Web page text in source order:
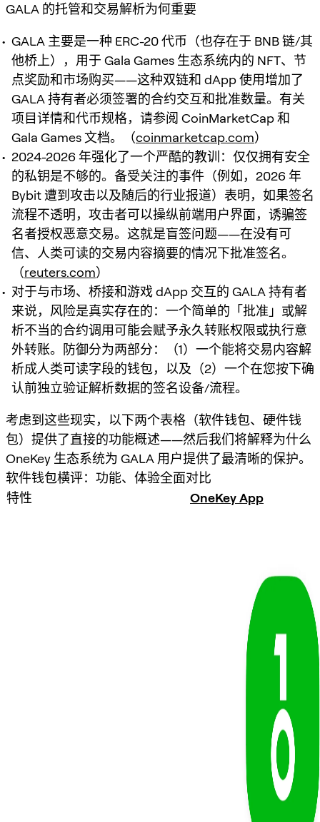
GALA 的托管和交易解析为何重要
GALA 主要是一种 ERC-20 代币（也存在于 BNB 链/其
他桥上），用于 Gala Games 生态系统内的 NFT、节
点奖励和市场购买——这种双链和 dApp 使用增加了
GALA 持有者必须签署的合约交互和批准数量。有关
项目详情和代币规格，请参阅 CoinMarketCap 和
Gala Games 文档。（coinmarketcap.com）
2024-2026 年强化了一个严酷的教训：仅仅拥有安全
的私钥是不够的。备受关注的事件（例如，2026 年
Bybit 遭到攻击以及随后的行业报道）表明，如果签名
流程不透明，攻击者可以操纵前端用户界面，诱骗签
名者授权恶意交易。这就是盲签问题——在没有可
信、人类可读的交易内容摘要的情况下批准签名。
（reuters.com）
对于与市场、桥接和游戏 dApp 交互的 GALA 持有者
来说，风险是真实存在的：一个简单的「批准」或解
析不当的合约调用可能会赋予永久转账权限或执行意
外转账。防御分为两部分：（1）一个能将交易内容解
析成人类可读字段的钱包，以及（2）一个在您按下确
认前独立验证解析数据的签名设备/流程。
考虑到这些现实，以下两个表格（软件钱包、硬件钱
包）提供了直接的功能概述——然后我们将解释为什么
OneKey 生态系统为 GALA 用户提供了最清晰的保护。
软件钱包横评：功能、体验全面对比
特性
OneKey App